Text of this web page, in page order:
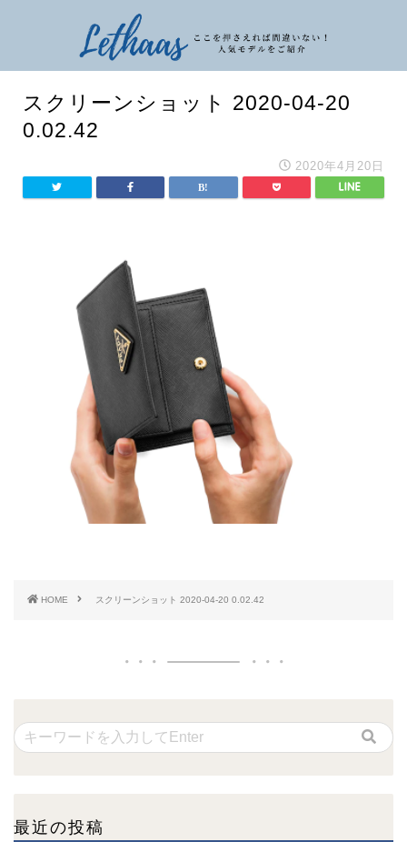
スクリーンショット 2020-04-20
0.02.42
2020年4月20日
HOME スクリーンショット 2020-04-20 0.02.42
最近の投稿